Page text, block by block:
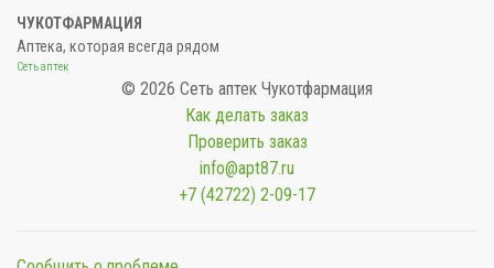
ЧУКОТФАРМАЦИЯ
Аптека, которая всегда рядом
Сеть аптек
© 2026 Сеть аптек Чукотфармация
Как делать заказ
Проверить заказ
info@apt87.ru
+7 (42722) 2-09-17